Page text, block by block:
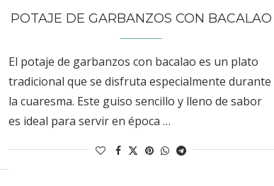
POTAJE DE GARBANZOS CON BACALAO
El potaje de garbanzos con bacalao es un plato
tradicional que se disfruta especialmente durante
la cuaresma. Este guiso sencillo y lleno de sabor
es ideal para servir en época …